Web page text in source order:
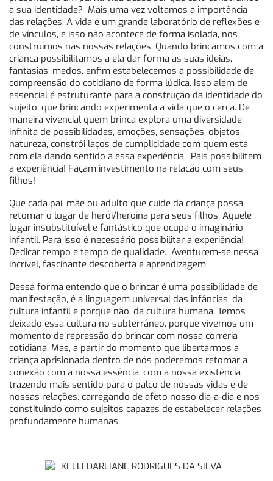
a sua identidade? Mais uma vez voltamos a importância
das relações. A vida é um grande laboratório de reflexões e
de vínculos, e isso não acontece de forma isolada, nos
construímos nas nossas relações. Quando brincamos com a
criança possibilitamos a ela dar forma as suas ideias,
fantasias, medos, enfim estabelecemos a possibilidade de
compreensão do cotidiano de forma lúdica. Isso além de
essencial é estruturante para a construção da identidade do
sujeito, que brincando experimenta a vida que o cerca. De
maneira vivencial quem brinca explora uma diversidade
infinita de possibilidades, emoções, sensações, objetos,
natureza, constrói laços de cumplicidade com quem está
com ela dando sentido a essa experiência. Pais possibilitem
a experiência! Façam investimento na relação com seus
filhos!
Que cada pai, mãe ou adulto que cuide da criança possa
retomar o lugar de herói/heroína para seus filhos. Aquele
lugar insubstituível e fantástico que ocupa o imaginário
infantil. Para isso é necessário possibilitar a experiência!
Dedicar tempo e tempo de qualidade. Aventurem-se nessa
incrível, fascinante descoberta e aprendizagem.
Dessa forma entendo que o brincar é uma possibilidade de
manifestação, é a linguagem universal das infâncias, da
cultura infantil e porque não, da cultura humana. Temos
deixado essa cultura no subterrâneo, porque vivemos um
momento de repressão do brincar com nossa correria
cotidiana. Mas, a partir do momento que libertarmos a
criança aprisionada dentro de nós poderemos retomar a
conexão com a nossa essência, com a nossa existência
trazendo mais sentido para o palco de nossas vidas e de
nossas relações, carregando de afeto nosso dia-a-dia e nos
constituindo como sujeitos capazes de estabelecer relações
profundamente humanas.